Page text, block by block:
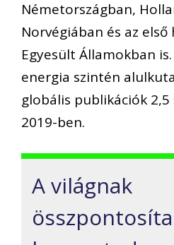
Németországban,
Norvégiában és az
Egyesült Államokban
energia szintén
globális publikációk
2019-ben.
A világnak